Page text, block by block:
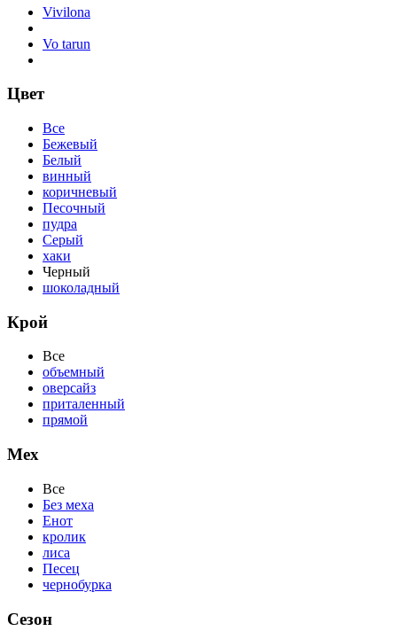
Vivilona
Vo tarun
Цвет
Все
Бежевый
Белый
винный
коричневый
Песочный
пудра
Серый
хаки
Черный
шоколадный
Крой
Все
объемный
оверсайз
приталенный
прямой
Мех
Все
Без меха
Енот
кролик
лиса
Песец
чернобурка
Сезон